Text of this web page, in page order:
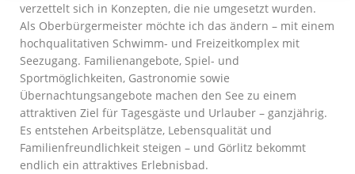
verzettelt sich in Konzepten, die nie umgesetzt wurden.
Als Oberbürgermeister möchte ich das ändern – mit einem
hochqualitativen Schwimm- und Freizeitkomplex mit
Seezugang. Familienangebote, Spiel- und
Sportmöglichkeiten, Gastronomie sowie
Übernachtungsangebote machen den See zu einem
attraktiven Ziel für Tagesgäste und Urlauber – ganzjährig.
Es entstehen Arbeitsplätze, Lebensqualität und
Familienfreundlichkeit steigen – und Görlitz bekommt
endlich ein attraktives Erlebnisbad.